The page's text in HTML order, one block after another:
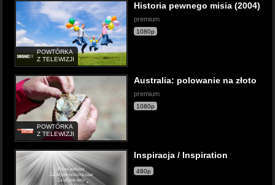
POWTÓRKA
Z TELEWIZJI
Historia pewnego misia (2004)
premium
1080p
POWTÓRKA
Z TELEWIZJI
Australia: polowanie na złoto
premium
1080p
Inspiracja / Inspiration
480p